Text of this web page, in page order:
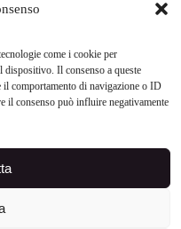
come i cookie per
dispositivo. Il consenso a queste
il comportamento di navigazione o ID
il consenso può influire negativamente